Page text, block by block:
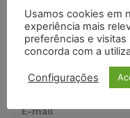
Inscreva-se
Usamos cookies em
experiência mais
preferências e visitas
concorda com a
Configurações